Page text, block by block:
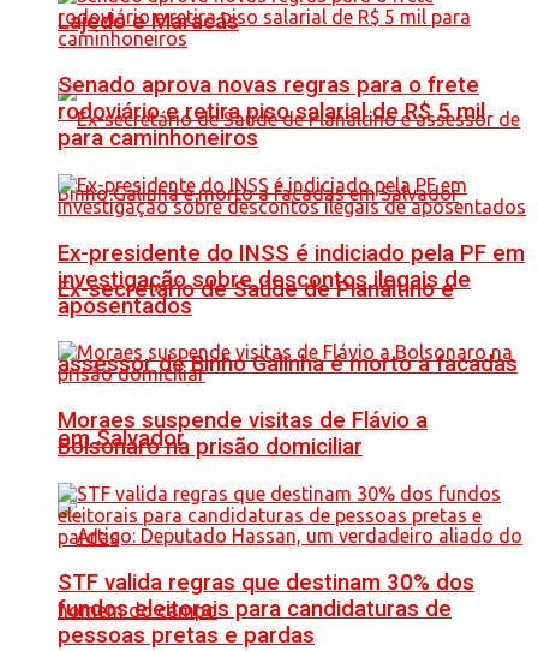
Lajedo e Maracás
Ex-secretário de Saúde de Planaltino e
assessor de Binho Galinha é morto a facadas
em Salvador
Senado aprova novas regras para o frete
rodoviário e retira piso salarial de R$ 5 mil
para caminhoneiros
Ex-presidente do INSS é indiciado pela PF em
investigação sobre descontos ilegais de
aposentados
Moraes suspende visitas de Flávio a
Bolsonaro na prisão domiciliar
STF valida regras que destinam 30% dos
fundos eleitorais para candidaturas de
pessoas pretas e pardas